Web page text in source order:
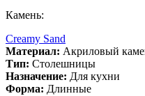
Камень:
Creamy Sand
Материал: Акриловый
Тип: Столешницы
Назначение: Для кухни
Форма: Длинные